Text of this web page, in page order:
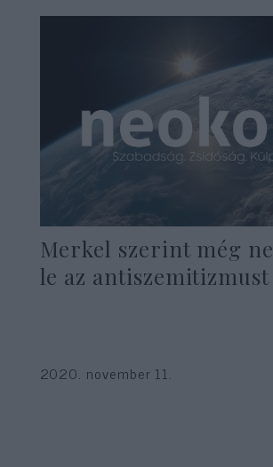
Merkel szerint még
le az antiszemitizmust
2020. november 11.